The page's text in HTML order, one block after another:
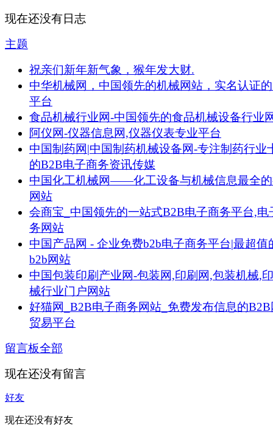
现在还没有日志
主题
祝亲们新年新气象，猴年发大财.
中华机械网，中国领先的机械网站，实名认证
平台
食品机械行业网-中国领先的食品机械设备行业
阿仪网-仪器信息网,仪器仪表专业平台
中国制药网|中国制药机械设备网-专注制药行业
的B2B电子商务资讯传媒
中国化工机械网——化工设备与机械信息最全
网站
会商宝_中国领先的一站式B2B电子商务平台,电
务网站
中国产品网 - 企业免费b2b电子商务平台|最超值
b2b网站
中国包装印刷产业网-包装网,印刷网,包装机械,
械行业门户网站
好猫网_B2B电子商务网站_免费发布信息的
贸易平台
留言板全部
现在还没有留言
好友
现在还没有好友